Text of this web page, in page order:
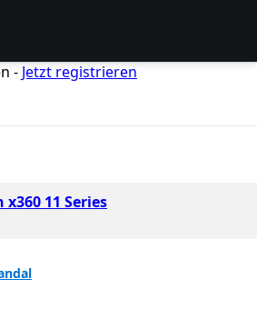
- Jetzt registrieren
x360 11 Series